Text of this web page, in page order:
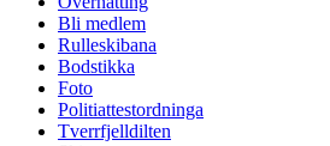
Bli medlem
Rulleskibana
Bodstikka
Foto
Politiattestordninga
Tverrfjelldilten